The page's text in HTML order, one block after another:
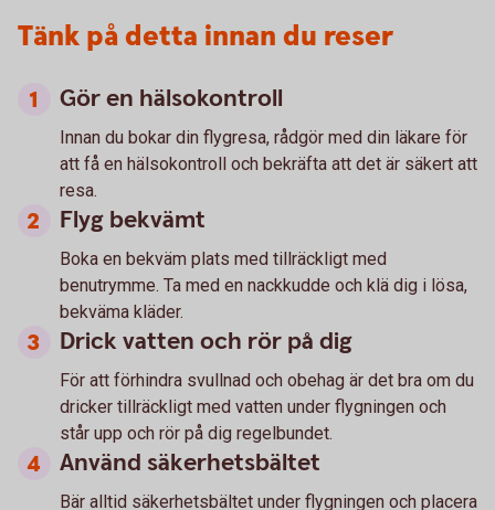
Tänk på detta innan du reser
Gör en hälsokontroll
Innan du bokar din flygresa, rådgör med din läkare för
att få en hälsokontroll och bekräfta att det är säkert att
resa.
Flyg bekvämt
Boka en bekväm plats med tillräckligt med
benutrymme. Ta med en nackkudde och klä dig i lösa,
bekväma kläder.
Drick vatten och rör på dig
För att förhindra svullnad och obehag är det bra om du
dricker tillräckligt med vatten under flygningen och
står upp och rör på dig regelbundet.
Använd säkerhetsbältet
Bär alltid säkerhetsbältet under flygningen och placera